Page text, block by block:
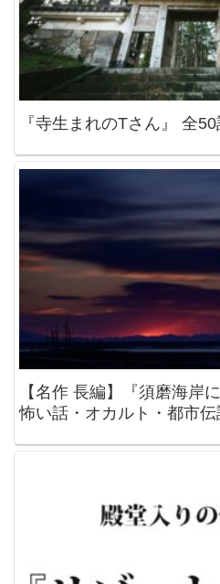
『寺生まれのTさん』 全50
【名作 長編】『須磨海岸
怖い話・オカルト・都市伝